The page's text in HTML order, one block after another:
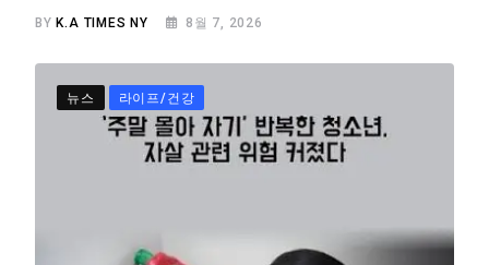
BY K.A TIMES NY 8월 7, 2026
뉴스 라이프/건강